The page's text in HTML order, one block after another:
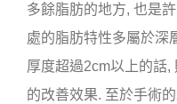
多餘脂肪的地方, 也是
處的脂肪特性多屬於深
厚度超過2cm以上的話,
的改善效果. 至於手術